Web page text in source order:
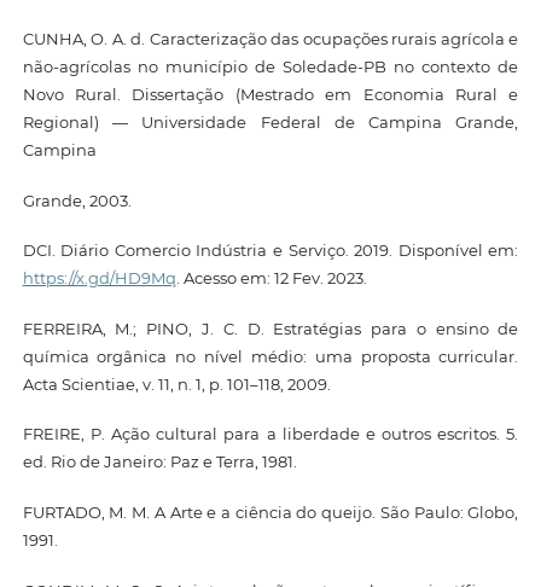
CUNHA, O. A. d. Caracterização das ocupações rurais agrícola e
não-agrícolas no município de Soledade-PB no contexto de
Novo Rural. Dissertação (Mestrado em Economia Rural e
Regional) — Universidade Federal de Campina Grande,
Campina
Grande, 2003.
DCI. Diário Comercio Indústria e Serviço. 2019. Disponível em:
https://x.gd/HD9Mq. Acesso em: 12 Fev. 2023.
FERREIRA, M.; PINO, J. C. D. Estratégias para o ensino de
química orgânica no nível médio: uma proposta curricular.
Acta Scientiae, v. 11, n. 1, p. 101–118, 2009.
FREIRE, P. Ação cultural para a liberdade e outros escritos. 5.
ed. Rio de Janeiro: Paz e Terra, 1981.
FURTADO, M. M. A Arte e a ciência do queijo. São Paulo: Globo,
1991.